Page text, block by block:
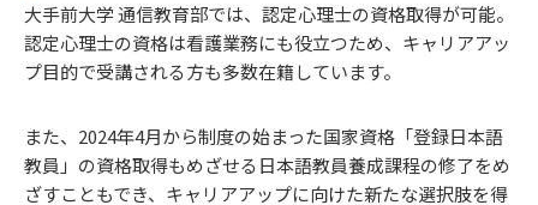
大手前大学 通信教育部では、認定心理士の資格取得が可能。
認定心理士の資格は看護業務にも役立つため、キャリアアッ
プ目的で受講される方も多数在籍しています。
また、2024年4月から制度の始まった国家資格「登録日本語
教員」の資格取得もめざせる日本語教員養成課程の修了をめ
ざすこともでき、キャリアアップに向けた新たな選択肢を得